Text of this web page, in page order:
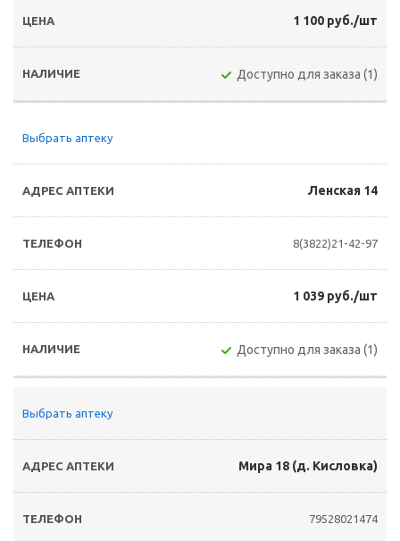
1 100 руб./шт
Доступно для заказа (1)
Выбрать аптеку
Ленская 14
8(3822)21-42-97
1 039 руб./шт
Доступно для заказа (1)
Выбрать аптеку
Мира 18 (д. Кисловка)
79528021474